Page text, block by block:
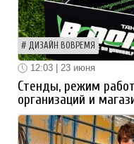
ДИЗАЙН ВОВРЕМЯ
12:03 | 23 июня
Стенды, режим
организаций и